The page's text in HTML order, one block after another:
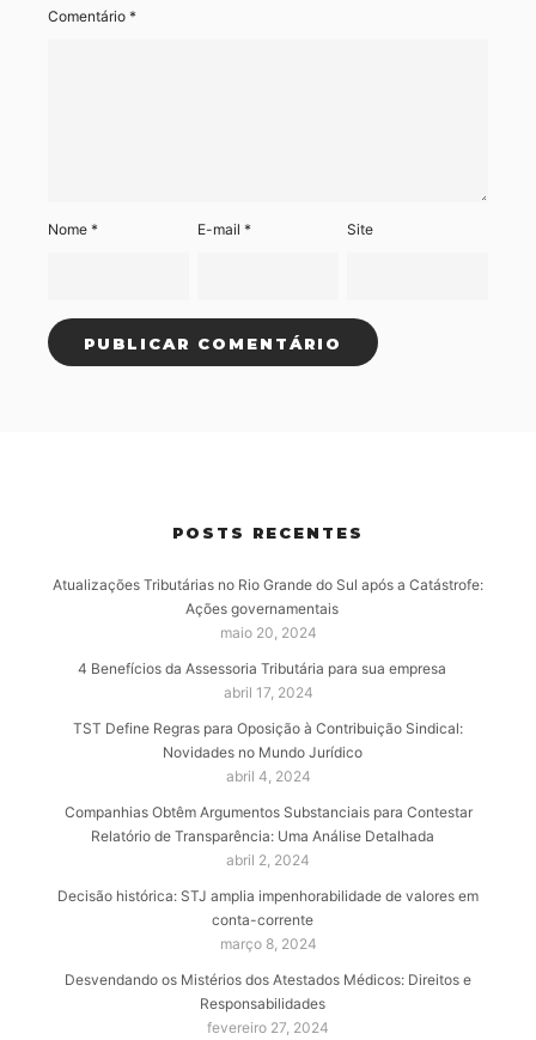
Comentário *
Nome * E-mail* Site
POSTS RECENTES
Atualizações Tributárias no Rio Grande do Sul após a Catástrofe:
Ações governamentais
maio 20, 2024
4 Benefícios da Assessoria Tributária para sua empresa
abril 17, 2024
TST Define Regras para Oposição à Contribuição Sindical:
Novidades no Mundo Jurídico
abril 4, 2024
Companhias Obtêm Argumentos Substanciais para Contestar
Relatório de Transparência: Uma Análise Detalhada
abril 2, 2024
Decisão histórica: STJ amplia impenhorabilidade de valores em
conta-corrente
março 8, 2024
Desvendando os Mistérios dos Atestados Médicos: Direitos e
Responsabilidades
fevereiro 27, 2024